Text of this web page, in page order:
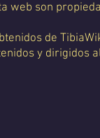
web son
de
y dirigidos